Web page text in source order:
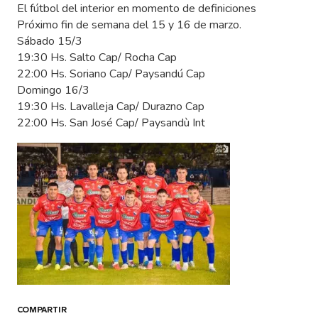
El fútbol del interior en momento de definiciones
Próximo fin de semana del 15 y 16 de marzo.
Sábado 15/3
19:30 Hs. Salto Cap/ Rocha Cap
22:00 Hs. Soriano Cap/ Paysandú Cap
Domingo 16/3
19:30 Hs. Lavalleja Cap/ Durazno Cap
22:00 Hs. San José Cap/ Paysandù Int
COMPARTIR